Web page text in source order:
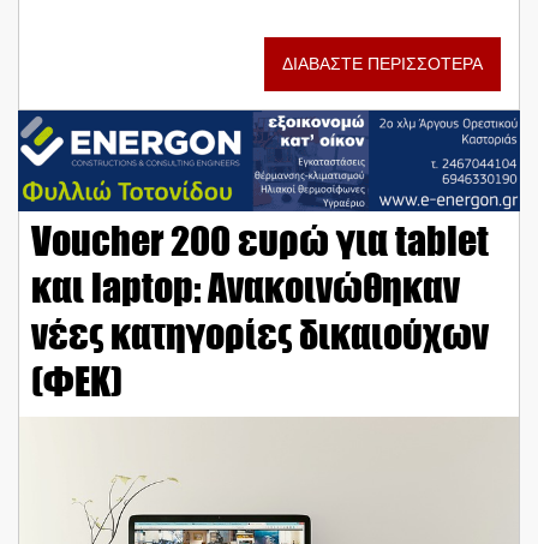
ΔΙΑΒΑΣΤΕ ΠΕΡΙΣΣΟΤΕΡΑ
Voucher 200 ευρώ για tablet
και laptop: Aνακοινώθηκαν
νέες κατηγορίες δικαιούχων
(ΦΕΚ)